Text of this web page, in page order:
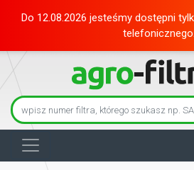
Do 12.08.2026 jesteśmy dostępni
telefonicznego.